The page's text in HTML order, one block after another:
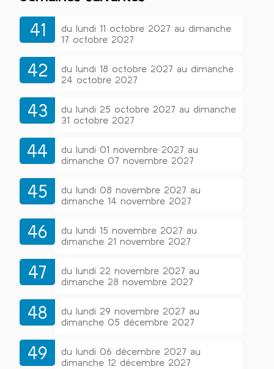
41
du lundi 11 octobre 2027 au dimanche
17 octobre 2027
42
du lundi 18 octobre 2027 au dimanche
24 octobre 2027
43
du lundi 25 octobre 2027 au dimanche
31 octobre 2027
44
du lundi 01 novembre 2027 au
dimanche 07 novembre 2027
45
du lundi 08 novembre 2027 au
dimanche 14 novembre 2027
46
du lundi 15 novembre 2027 au
dimanche 21 novembre 2027
47
du lundi 22 novembre 2027 au
dimanche 28 novembre 2027
48
du lundi 29 novembre 2027 au
dimanche 05 décembre 2027
49
du lundi 06 décembre 2027 au
dimanche 12 décembre 2027